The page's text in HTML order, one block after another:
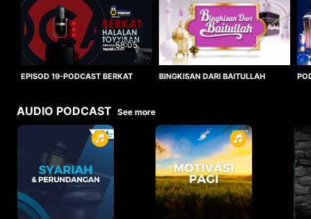
58:05
EPISOD 19-PODCAST BERKAT
BINGKISAN DARI BAITULLAH
AUDIO PODCAST See more